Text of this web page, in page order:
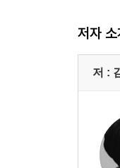
저자 소
저 :